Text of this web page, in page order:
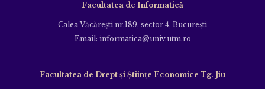
Facultatea de Informatică
Calea Văcăreşti nr.189, sector 4, Bucureşti
Email: informatica@univ.utm.ro
Facultatea de Drept și Științe Economice Tg. Jiu